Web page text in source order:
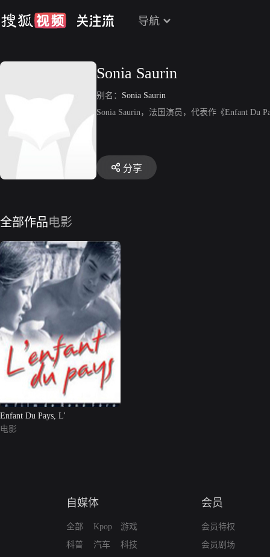
导航
Sonia Saurin
别名： Sonia Saurin
Sonia Saurin，法国演员，代表作《Enfant Du
分享
全部作品电影
Enfant Du Pays, L'
电影
自媒体
全部
科普
Kpop
汽车
游戏
科技
会员
会员特权
会员剧场